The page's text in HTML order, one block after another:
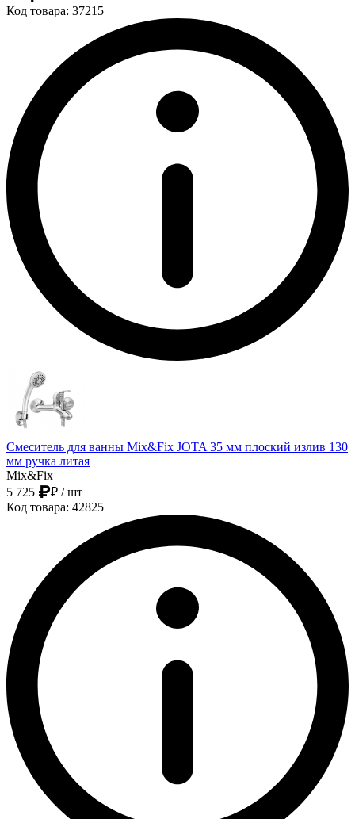
Код товара: 37215
Смеситель для ванны Mix&Fix JOTA 35 мм плоский излив 130
мм ручка литая
Mix&Fix
5 725
₽ / шт
Код товара: 42825